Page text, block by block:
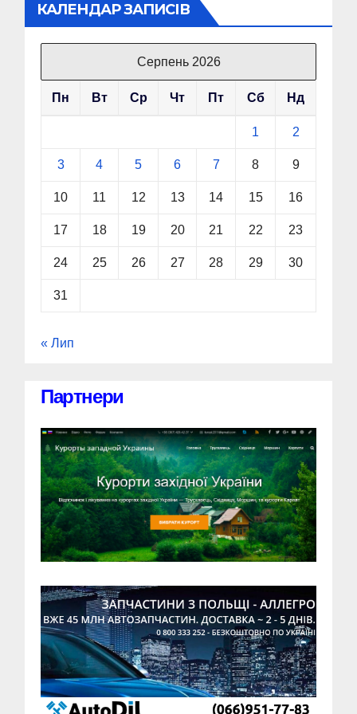
КАЛЕНДАР ЗАПИСІВ
Серпень 2026
Пн Вт Ср Чт Пт Сб Нд
1 2
3 4 5 6 7 8 9
10 11 12 13 14 15 16
17 18 19 20 21 22 23
24 25 26 27 28 29 30
31
« Лип
Партнери